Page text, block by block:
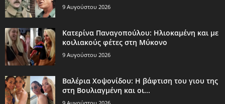
9 Αυγούστου 2026
Κατερίνα Παναγοπούλου: Ηλιοκαμένη και με
κοιλιακούς φέτες στη Μύκονο
9 Αυγούστου 2026
Βαλέρια Χοψονίδου: Η βάφτιση του γιου της
στη Βουλιαγμένη και οι...